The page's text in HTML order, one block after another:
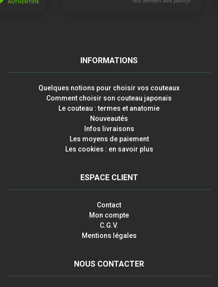
INFORMATIONS
Quelques notions pour choisir vos couteaux
Comment choisir son couteau japonais
Le couteau : termes et anatomie
Nouveautés
Infos livraisons
Les moyens de paiement
Les cookies : en savoir plus
ESPACE CLIENT
Contact
Mon compte
C.G.V.
Mentions légales
NOUS CONTACTER